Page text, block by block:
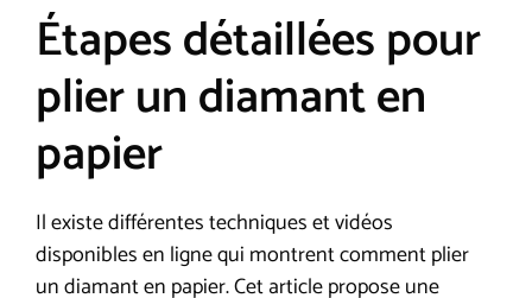
Étapes détaillées pour
plier un diamant en
papier
Il existe différentes techniques et vidéos
disponibles en ligne qui montrent comment plier
un diamant en papier. Cet article propose une